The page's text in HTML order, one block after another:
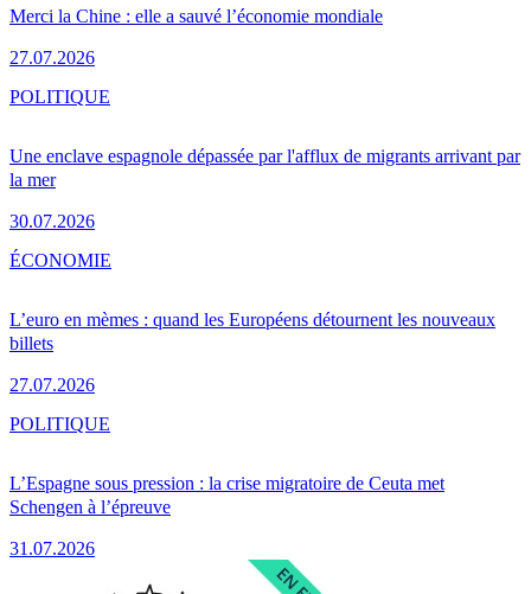
Merci la Chine : elle a sauvé l’économie mondiale
27.07.2026
Une enclave espagnole dépassée par l'afflux de migrants arrivant par
la mer
30.07.2026
POLITIQUE
L’euro en mèmes : quand les Européens détournent les nouveaux
billets
27.07.2026
ÉCONOMIE
L’Espagne sous pression : la crise migratoire de Ceuta met
Schengen à l’épreuve
31.07.2026
POLITIQUE